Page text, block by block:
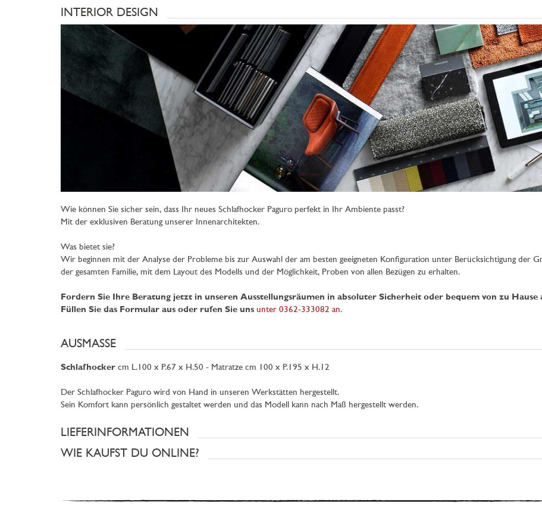
INTERIOR DESIGN
Wie können Sie sicher sein, dass Ihr neues Schlafhocker Paguro perfekt in Ihr Ambiente passt?
Mit der exklusiven Beratung unserer Innenarchitekten.
Was bietet sie?
Wir beginnen mit der Analyse der Probleme bis zur Auswahl der am besten geeigneten Konfiguration unter Berücksichtigung der
der gesamten Familie, mit dem Layout des Modells und der Möglichkeit, Proben von allen Bezügen zu erhalten.
Fordern Sie Ihre Beratung jetzt in unseren Ausstellungsräumen in absoluter Sicherheit oder bequem von zu Hause
Füllen Sie das Formular aus oder rufen Sie uns unter 0362-333082 an.
AUSMASSE
Schlafhocker cm L.100 x P.67 x H.50 - Matratze cm 100 x P.195 x H.12
Der Schlafhocker Paguro wird von Hand in unseren Werkstätten hergestellt.
Sein Komfort kann persönlich gestaltet werden und das Modell kann nach Maß hergestellt werden.
LIEFERINFORMATIONEN
WIE KAUFST DU ONLINE?